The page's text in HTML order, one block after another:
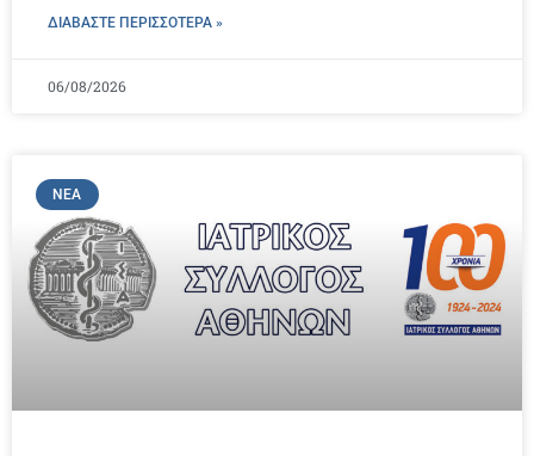
ΔΙΑΒΑΣΤΕ ΠΕΡΙΣΣΌΤΕΡΑ »
06/08/2026
ΝΈΑ